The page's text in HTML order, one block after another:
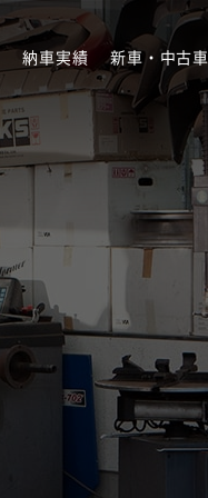
納車実績 新車・中古車